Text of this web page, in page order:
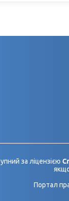
за ліцензією
Портал